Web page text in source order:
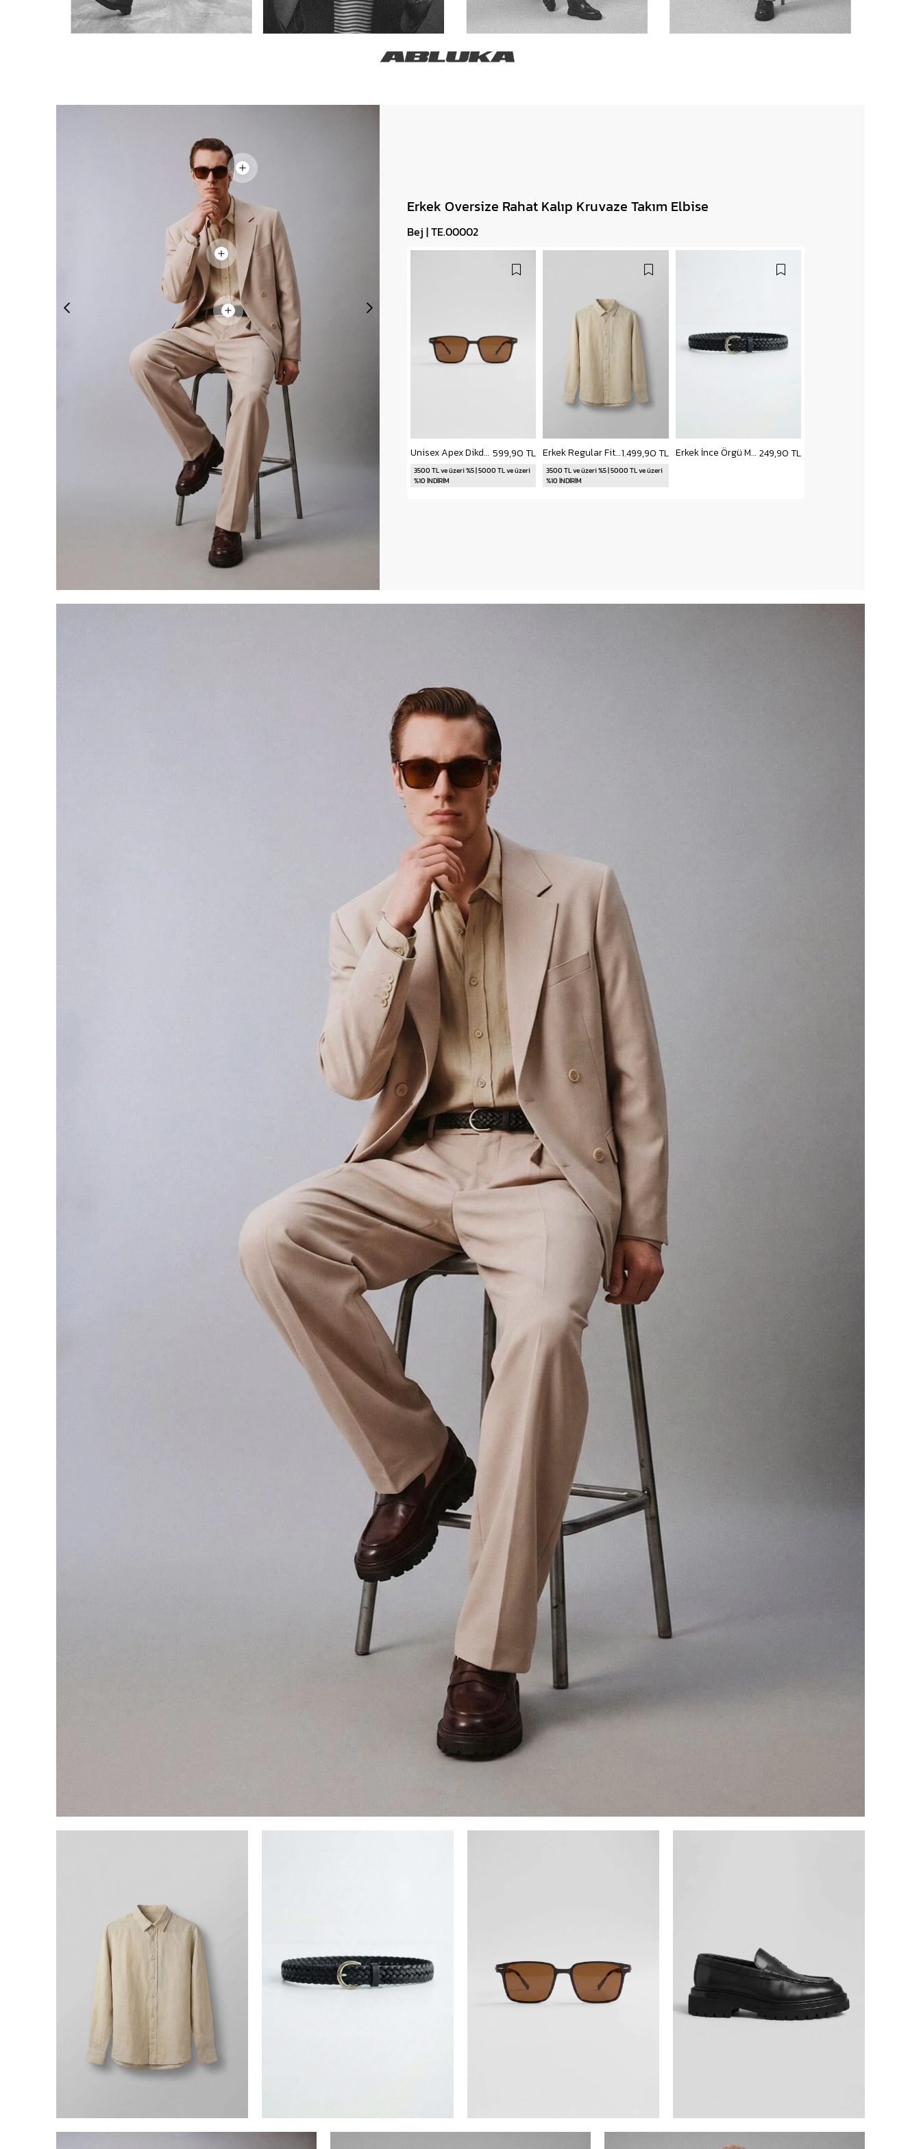
Bisiklet Yaka T-Shirt
Pamuklu T-Shirt
Kazak
Baggy Şort
Keten Şort
İKİLİ TAKIM
Eşofman Takımı
Erkek Oversize Rahat Kalıp Kruvaze Takım Elbise
Bej | TE.00002
Unisex Apex Dikdörtgen Asetat Çerçeve Güneş Gözlüğü Kahverengi 599,90 TL
3500 TL ve üzeri %5 | 5000 TL ve üzeri
%10 İNDİRİM
Erkek Regular Fit Keten Basic Uzun Kollu Gömlek Bej1.499,90 TL
3500 TL ve üzeri %5 | 5000 TL ve üzeri
%10 İNDİRİM
Erkek İnce Örgü Metal Tokalı Kemer Siyah 249,90 TL